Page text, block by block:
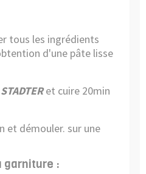
tous les ingrédients
d'une pâte lisse
STADTERet cuire 20min
et démouler. sur une
garniture :